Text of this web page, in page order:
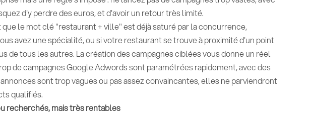
d'y perdre des euros, et d'avoir un retour très limité.
le mot clé "restaurant + ville" est déjà saturé par la concurrence,
avez une spécialité, ou si votre restaurant se trouve à proximité d'un point
de tous les autres. La création des campagnes ciblées vous donne un réel
de campagnes Google Adwords sont paramétrées rapidement, avec des
sont trop vagues ou pas assez convaincantes, elles ne parviendront
qualifiés.
recherchés, mais très rentables